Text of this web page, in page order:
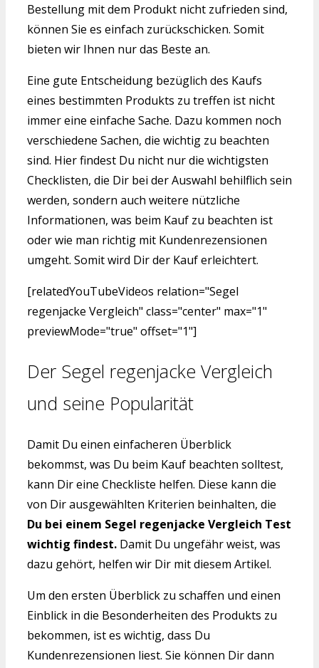
Bestellung mit dem Produkt nicht zufrieden sind,
können Sie es einfach zurückschicken. Somit
bieten wir Ihnen nur das Beste an.
Eine gute Entscheidung bezüglich des Kaufs
eines bestimmten Produkts zu treffen ist nicht
immer eine einfache Sache. Dazu kommen noch
verschiedene Sachen, die wichtig zu beachten
sind. Hier findest Du nicht nur die wichtigsten
Checklisten, die Dir bei der Auswahl behilflich sein
werden, sondern auch weitere nützliche
Informationen, was beim Kauf zu beachten ist
oder wie man richtig mit Kundenrezensionen
umgeht. Somit wird Dir der Kauf erleichtert.
[relatedYouTubeVideos relation="Segel
regenjacke Vergleich" class="center" max="1"
previewMode="true" offset="1"]
Der Segel regenjacke Vergleich
und seine Popularität
Damit Du einen einfacheren Überblick
bekommst, was Du beim Kauf beachten solltest,
kann Dir eine Checkliste helfen. Diese kann die
von Dir ausgewählten Kriterien beinhalten, die
Du bei einem Segel regenjacke Vergleich Test
wichtig findest. Damit Du ungefähr weist, was
dazu gehört, helfen wir Dir mit diesem Artikel.
Um den ersten Überblick zu schaffen und einen
Einblick in die Besonderheiten des Produkts zu
bekommen, ist es wichtig, dass Du
Kundenrezensionen liest. Sie können Dir dann